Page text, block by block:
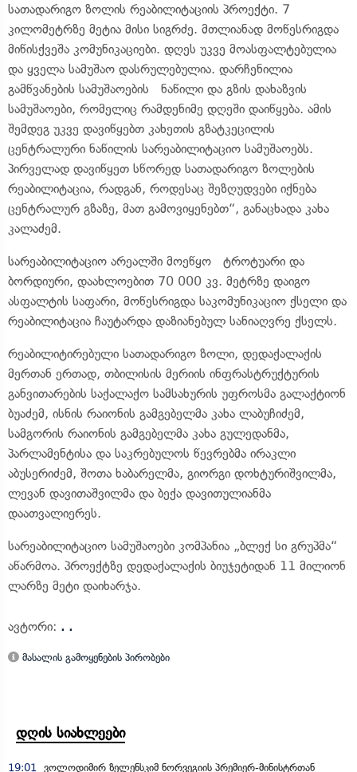
სათადარიგო ზოლის რეაბილიტაციის პროექტი. 7
კილომეტრზე მეტია მისი სიგრძე. მთლიანად მოწესრიგდა
მიწისქვეშა კომუნიკაციები. დღეს უკვე მოასფალტებულია
და ყველა სამუშაო დასრულებულია. დარჩენილია
გამწვანების სამუშაოების ნაწილი და გზის დახაზვის
სამუშაოები, რომელიც რამდენიმე დღეში დაიწყება. ამის
შემდეგ უკვე დავიწყებთ კახეთის გზატკეცილის
ცენტრალური ნაწილის სარეაბილიტაციო სამუშაოებს.
პირველად დავიწყეთ სწორედ სათადარიგო ზოლების
რეაბილიტაცია, რადგან, როდესაც შეზღუდვები იქნება
ცენტრალურ გზაზე, მათ გამოვიყენებთ“, განაცხადა კახა
კალაძემ.
სარეაბილიტაციო არეალში მოეწყო ტროტუარი და
ბორდიური, დაახლოებით 70 000 კვ. მეტრზე დაიგო
ასფალტის საფარი, მოწესრიგდა საკომუნიკაციო ქსელი და
რეაბილიტაცია ჩაუტარდა დაზიანებულ სანიაღვრე ქსელს.
რეაბილიტირებული სათადარიგო ზოლი, დედაქალაქის
მერთან ერთად, თბილისის მერიის ინფრასტრუქტურის
განვითარების საქალაქო სამსახურის უფროსმა გალაქტიონ
ბუაძემ, ისნის რაიონის გამგებელმა კახა ლაბუჩიძემ,
სამგორის რაიონის გამგებელმა კახა გულედანმა,
პარლამენტისა და საკრებულოს წევრებმა ირაკლი
აბუსერიძემ, შოთა ხაბარელმა, გიორგი დოხტურიშვილმა,
ლევან დავითაშვილმა და ბექა დავითულიანმა
დაათვალიერეს.
სარეაბილიტაციო სამუშაოები კომპანია „ბლექ სი გრუპმა“
აწარმოა. პროექტზე დედაქალაქის ბიუჯეტიდან 11 მილიონ
ლარზე მეტი დაიხარჯა.
ავტორი: . .
მასალის გამოყენების პირობები
დღის სიახლეები
19:01 ვოლოდიმირ ზელენსკიმ ნორვეგიის პრემიერ-მინისტრთან